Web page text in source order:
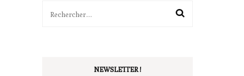
Rechercher :
NEWSLETTER !